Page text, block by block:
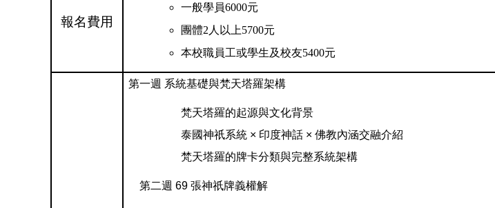
報名費用
一般學員6000元
團體2人以上5700元
本校職員工或學生及校友5400元
第一週 系統基礎與梵天塔羅架構
梵天塔羅的起源與文化背景
泰國神祇系統 × 印度神話 × 佛教內涵交融介紹
梵天塔羅的牌卡分類與完整系統架構
第二週 69 張神祇牌義權解